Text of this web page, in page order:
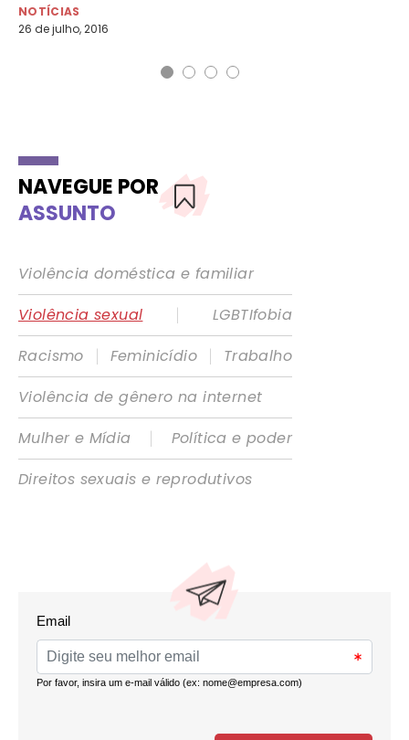
NOTÍCIAS
26 de julho, 2016
NAVEGUE POR
ASSUNTO
Violência doméstica e familiar
Violência sexual
|
LGBTIfobia
Racismo
| Feminicídio |
Trabalho
Violência de gênero na internet
Mulher e Mídia
|
Política e poder
Direitos sexuais e reprodutivos